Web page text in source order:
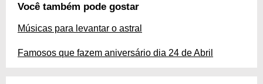
Você também pode gostar
Músicas para levantar o astral
Famosos que fazem aniversário dia 24 de Abril